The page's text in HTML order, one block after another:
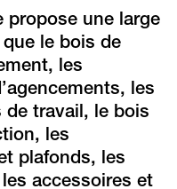
propose une large
le bois de
les
les
de travail, le bois
les
plafonds, les
accessoires et